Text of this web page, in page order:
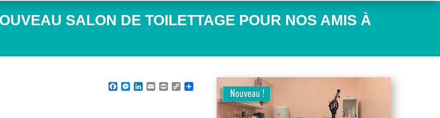
SALON DE TOILETTAGE POUR NOS AMIS À
Facebook
Messenger
LinkedIn
EmailPrintCopy Link
Partager